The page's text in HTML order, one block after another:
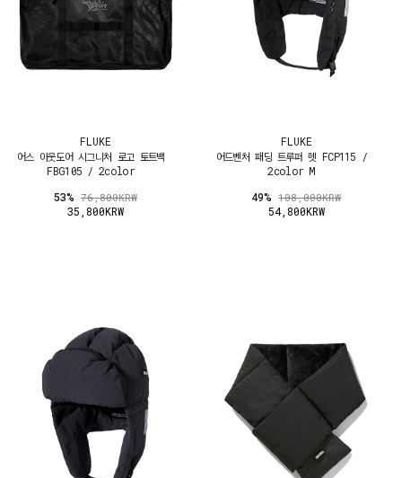
FLUKE
어스 아웃도어 시그니처 로고 토트백
FBG105 / 2color
53% 76,800KRW
35,800KRW
FLUKE
어드벤처 패딩 트루퍼 헷 FCP115 /
2color M
49%108,000KRW
54,800KRW